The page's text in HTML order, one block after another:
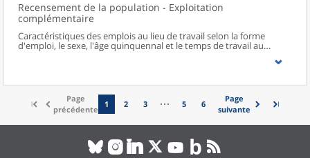
Recensement de la population - Exploitation
complémentaire
Caractéristiques des emplois au lieu de travail selon la forme
d'emploi, le sexe, l'âge quinquennal et le temps de travail au
niveau communal et supracommunal pour la France hors
Page
précédente
1 2 3 5 6
Page
suivante